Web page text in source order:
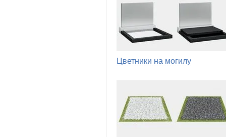
Цветники на могилу